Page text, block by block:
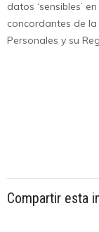
datos ‘sensibles’
concordantes de
Personales y su
Compartir esta